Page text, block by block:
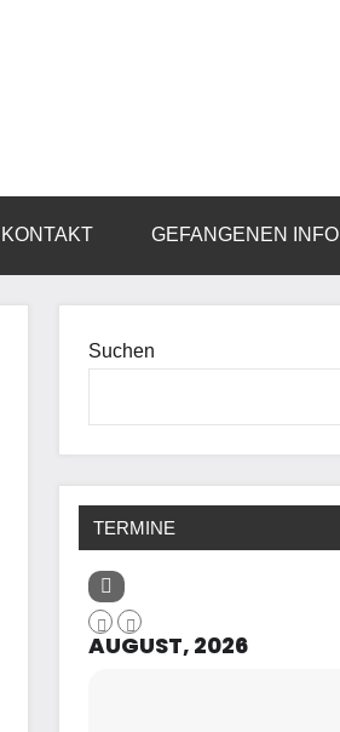
KONTAKT GEFANGENEN INFO
Suchen
TERMINE
AUGUST, 2026